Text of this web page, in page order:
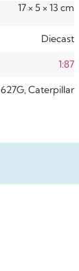
17 × 5 × 13 cm
Diecast
1:87
627G, Caterpillar